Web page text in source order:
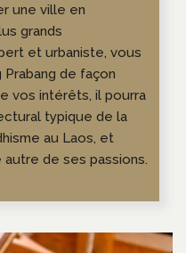
une ville en
grands
et urbaniste, vous
de façon
vos intérêts, il pourra
typique de la
au Laos, et
de ses passions.